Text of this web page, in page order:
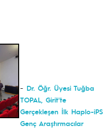
- Dr. Öğr. Üyesi Tuğba
TOPAL, Girit'te
Gerçekleşen İlk Haplo-iPS
Genç Araştırmacılar